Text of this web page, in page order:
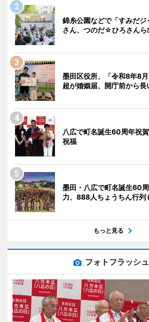
錦糸公園などで「すみだ
さん、つのだ☆ひろさんら
墨田区役所、「令和8年8
超が婚姻届、開庁前から長
八広で町名誕生60周年祝
祝福
墨田・八広で町名誕生60
力、888人ちょうちん行列
もっと見る
フォトフラッシュ